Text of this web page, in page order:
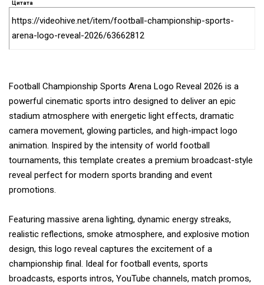
Цитата
https://videohive.net/item/football-championship-sports-
arena-logo-reveal-2026/63662812
Football Championship Sports Arena Logo Reveal 2026 is a
powerful cinematic sports intro designed to deliver an epic
stadium atmosphere with energetic light effects, dramatic
camera movement, glowing particles, and high-impact logo
animation. Inspired by the intensity of world football
tournaments, this template creates a premium broadcast-style
reveal perfect for modern sports branding and event
promotions.
Featuring massive arena lighting, dynamic energy streaks,
realistic reflections, smoke atmosphere, and explosive motion
design, this logo reveal captures the excitement of a
championship final. Ideal for football events, sports
broadcasts, esports intros, YouTube channels, match promos,